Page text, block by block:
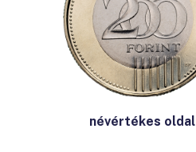
névértékes oldal